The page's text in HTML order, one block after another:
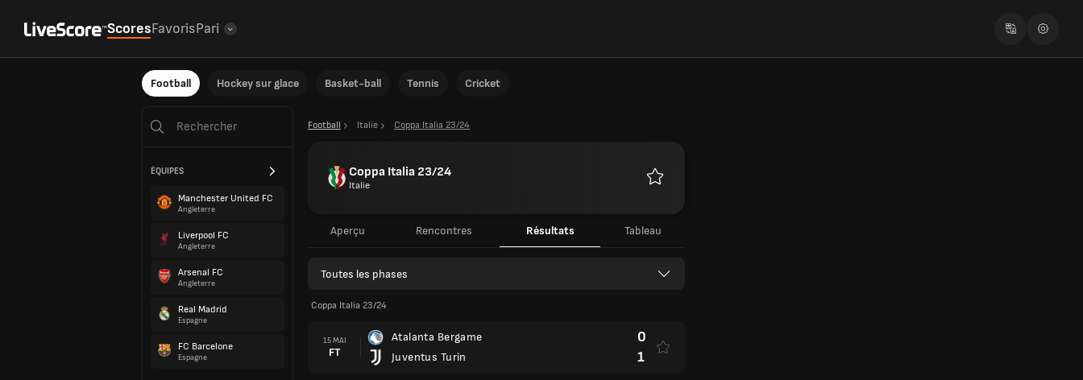
ScoresFavorisPari
Football Hockey sur glace Basket-ball Tennis Cricket
ÉQUIPES
Manchester United FC
Angleterre
Liverpool FC
Angleterre
Arsenal FC
Angleterre
Real Madrid
Espagne
FC Barcelone
Espagne
Football Italie Coppa Italia 23/24
Coppa Italia 23/24
Italie
Aperçu Rencontres Résultats Tableau
Toutes les phases
Coppa Italia 23/24
15 MAI
FT
Atalanta Bergame
Juventus Turin
0
1